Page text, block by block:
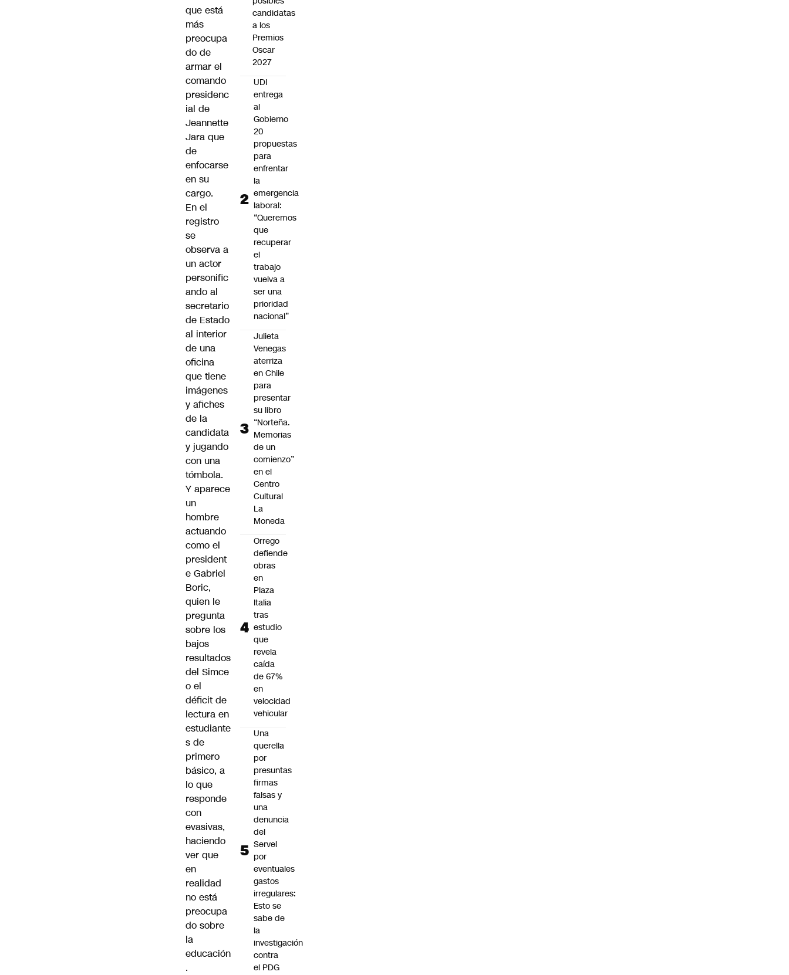
que está
más
preocupa
do de
armar el
comando
presidenc
ial de
Jeannette
Jara que
de
enfocarse
en su
cargo.
En el
registro
se
observa a
un actor
personific
ando al
secretario
de Estado
al interior
de una
oficina
que tiene
imágenes
y afiches
de la
candidata
y jugando
con una
tómbola.
Y aparece
un
hombre
actuando
como el
president
e Gabriel
Boric,
quien le
pregunta
sobre los
bajos
resultados
del Simce
o el
déficit de
lectura en
estudiante
s de
primero
básico, a
lo que
responde
con
evasivas,
haciendo
ver que
en
realidad
no está
preocupa
do sobre
la
educación
.
candidatas
a los
Premios
Oscar
2027
UDI
entrega
al
Gobierno
20
propuestas
para
enfrentar
la
emergencia
laboral:
“Queremos
que
recuperar
el
trabajo
vuelva a
ser una
prioridad
nacional”
Julieta
Venegas
aterriza
en Chile
para
presentar
su libro
“Norteña.
Memorias
de un
comienzo”
en el
Centro
Cultural
La
Moneda
Orrego
defiende
obras
en
Plaza
Italia
tras
estudio
que
revela
caída
de 67%
en
velocidad
vehicular
Una
querella
por
presuntas
firmas
falsas y
una
denuncia
del
Servel
por
eventuales
gastos
irregulares:
Esto se
sabe de
la
investigación
contra
el PDG